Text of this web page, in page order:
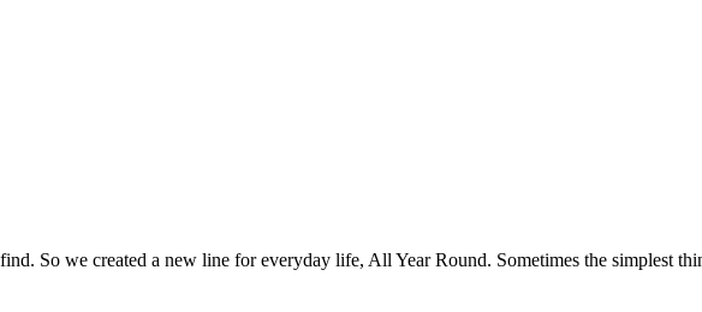
So we created a new line for everyday life, All Year Round. Sometimes the simplest